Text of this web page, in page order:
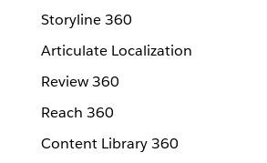
Storyline 360
Articulate Localization
Review 360
Reach 360
Content Library 360